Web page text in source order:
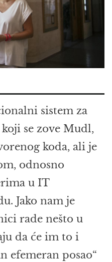
sistem za
se zove Mudl,
koda, ali je
odnosno
u IT
Jako nam je
rade nešto u
da će im to i
efemeran posao“